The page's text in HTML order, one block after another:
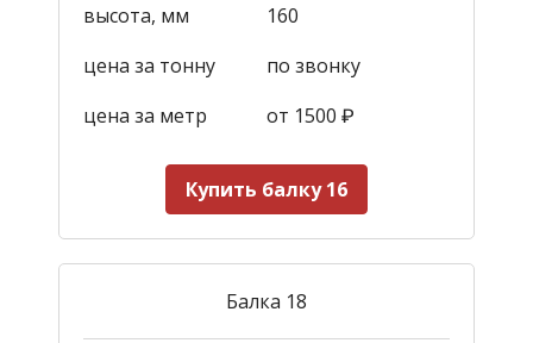
высота, мм
160
цена за тонну
по звонку
цена за метр
от 1500 ₽
Купить балку 16
Балка 18